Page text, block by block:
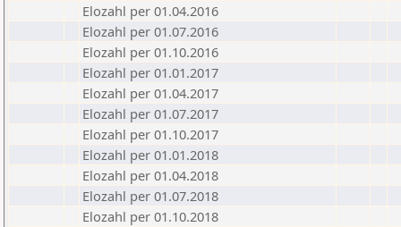
Elozahl per 01.04.2016
Elozahl per 01.07.2016
Elozahl per 01.10.2016
Elozahl per 01.01.2017
Elozahl per 01.04.2017
Elozahl per 01.07.2017
Elozahl per 01.10.2017
Elozahl per 01.01.2018
Elozahl per 01.04.2018
Elozahl per 01.07.2018
Elozahl per 01.10.2018